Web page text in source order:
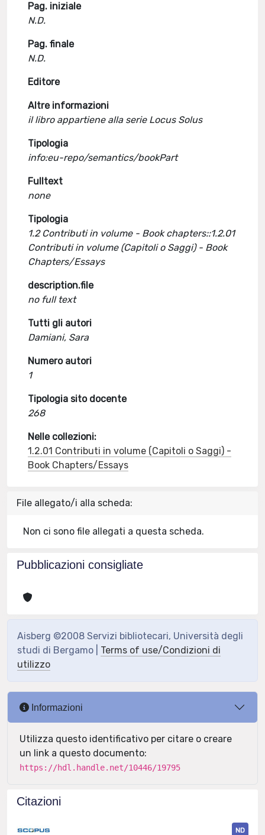
Pag. iniziale
N.D.
Pag. finale
N.D.
Editore
Altre informazioni
il libro appartiene alla serie Locus Solus
Tipologia
info:eu-repo/semantics/bookPart
Fulltext
none
Tipologia
1.2 Contributi in volume - Book chapters::1.2.01
Contributi in volume (Capitoli o Saggi) - Book
Chapters/Essays
description.file
no full text
Tutti gli autori
Damiani, Sara
Numero autori
1
Tipologia sito docente
268
Nelle collezioni:
1.2.01 Contributi in volume (Capitoli o Saggi) -
Book Chapters/Essays
File allegato/i alla scheda:
Non ci sono file allegati a questa scheda.
Pubblicazioni consigliate
Aisberg ©2008 Servizi bibliotecari, Università degli
studi di Bergamo | Terms of use/Condizioni di
utilizzo
Informazioni
Utilizza questo identificativo per citare o creare
un link a questo documento:
https://hdl.handle.net/10446/19795
Citazioni
ND